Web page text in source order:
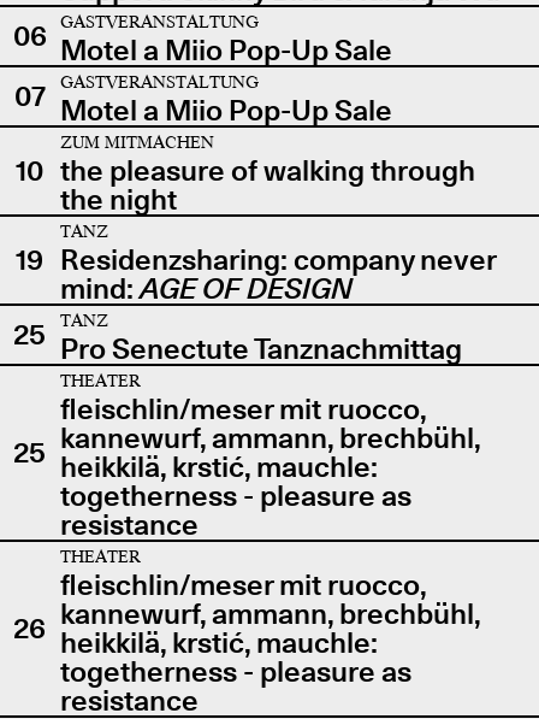
06
GASTVERANSTALTUNG
Motel a Miio Pop-Up Sale
07
GASTVERANSTALTUNG
Motel a Miio Pop-Up Sale
10
ZUM MITMACHEN
the pleasure of walking through
the night
19
TANZ
Residenzsharing: company never
mind:AGE OF DESIGN
25
TANZ
Pro Senectute Tanznachmittag
25
THEATER
fleischlin/meser mit ruocco,
kannewurf, ammann, brechbühl,
heikkilä, krstić, mauchle:
togetherness - pleasure as
resistance
26
THEATER
fleischlin/meser mit ruocco,
kannewurf, ammann, brechbühl,
heikkilä, krstić, mauchle:
togetherness - pleasure as
resistance